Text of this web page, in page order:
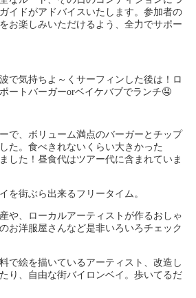
イドがアドバイスいたします。参加者の
お楽しみいただけるよう、全力でサポー
で気持ちよ～くサーフィンした後は！ロ
ートバーガーorベイケバブでランチ🤤
で、ボリューム満点のバーガーとチップ
た。食べきれないくらい大きかった
した！昼食代はツアー代に含まれていま
を街ぶら出来るフリータイム。
や、ローカルアーティストが作るおしゃ
お洋服屋さんなど是非いろいろチェック
で絵を描いているアーティスト、改造し
り、自由な街バイロンベイ。歩いてるだ